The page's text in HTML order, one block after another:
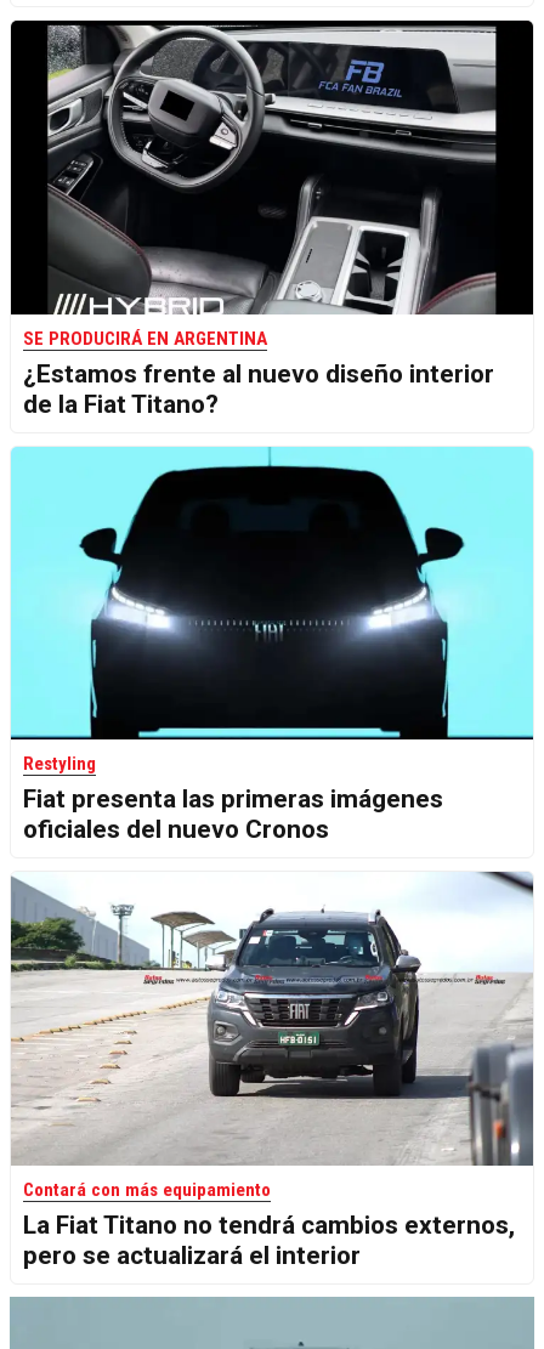
SE PRODUCIRÁ EN ARGENTINA
¿Estamos frente al nuevo diseño interior
de la Fiat Titano?
Restyling
Fiat presenta las primeras imágenes
oficiales del nuevo Cronos
Contará con más equipamiento
La Fiat Titano no tendrá cambios externos,
pero se actualizará el interior